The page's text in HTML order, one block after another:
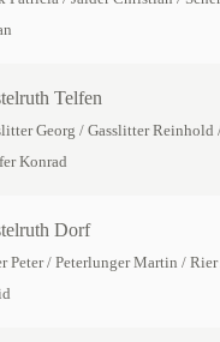
Telfen
Georg / Gasslitter Reinhold
Konrad
Dorf
Peter / Peterlunger Martin /